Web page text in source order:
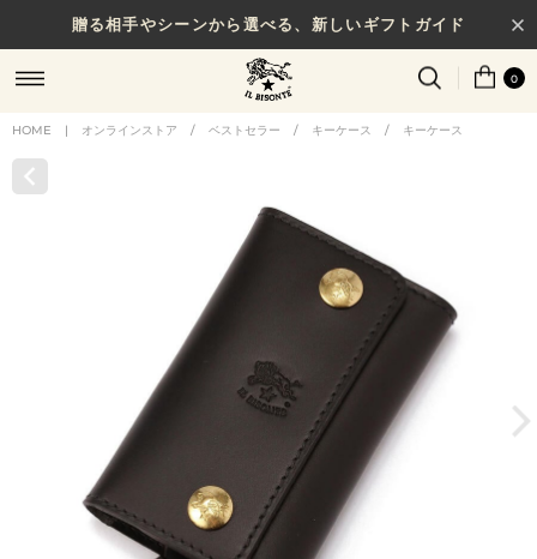
贈る相手やシーンから選べる、新しいギフトガイド
0
HOME | オンラインストア / ベストセラー / キーケース / キーケース